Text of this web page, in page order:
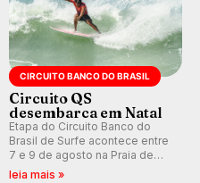
CIRCUITO BANCO DO BRASIL
Circuito QS
desembarca em Natal
Etapa do Circuito Banco do
Brasil de Surfe acontece entre
7 e 9 de agosto na Praia de
Miami (RN), em disputas
leia mais »